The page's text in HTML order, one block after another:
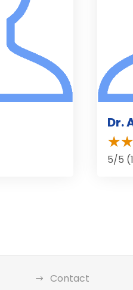
Dr.
5/5
Contact